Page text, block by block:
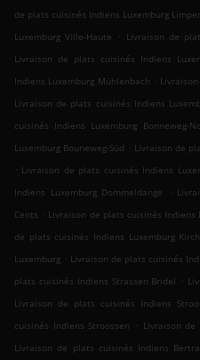
de plats cuisinés Indiens Luxemburg
Luxemburg Ville-Haute
. Livraison de
Livraison de plats cuisinés Indiens
Indiens Luxemburg Mühlenbach .
Livraison de plats cuisinés Indiens
cuisinés Indiens Luxemburg Bonneweg-
Luxemburg Bouneweg-Süd . Livraison de
. Livraison de plats cuisinés Indiens
Indiens Luxemburg Dommeldange
.
Cents . Livraison de plats cuisinés Indiens
de plats cuisinés Indiens Luxemburg
Luxemburg . Livraison de plats cuisinés
plats cuisinés Indiens Strassen Bridel .
Livraison de plats cuisinés Indiens
cuisinés Indiens Stroossen
. Livraison
Livraison de plats cuisinés Indiens